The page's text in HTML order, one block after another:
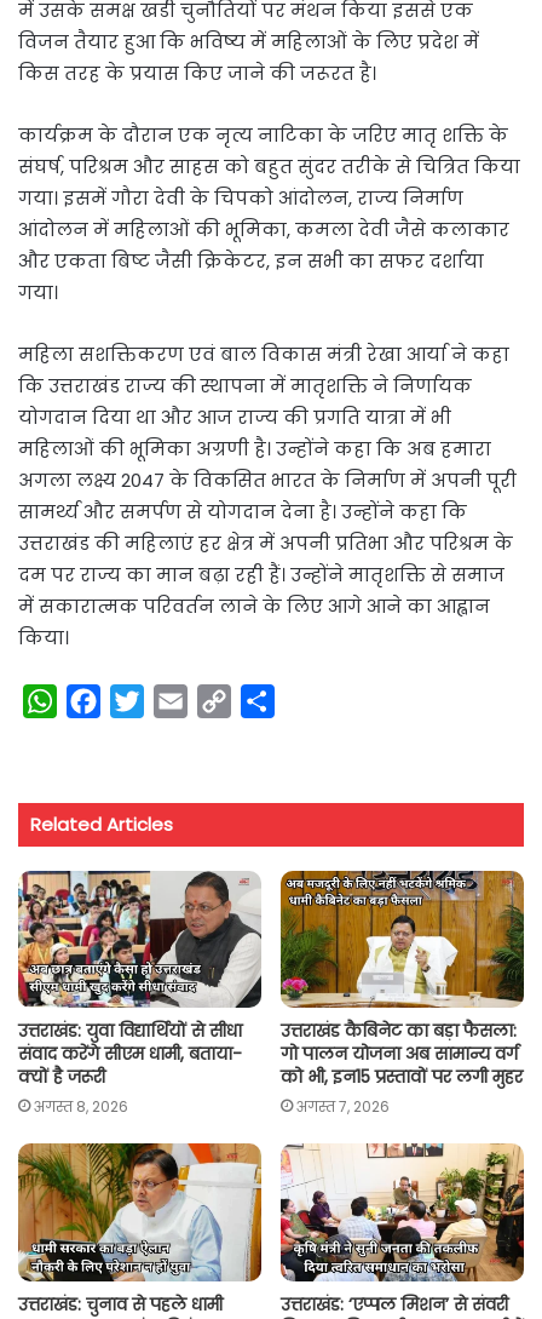
में उसके समक्ष खडी चुनौतियों पर मंथन किया इससे एक
विजन तैयार हुआ कि भविष्य में महिलाओं के लिए प्रदेश में
किस तरह के प्रयास किए जाने की जरूरत है।
कार्यक्रम के दौरान एक नृत्य नाटिका के जरिए मातृ शक्ति के
संघर्ष, परिश्रम और साहस को बहुत सुंदर तरीके से चित्रित किया
गया। इसमें गौरा देवी के चिपको आंदोलन, राज्य निर्माण
आंदोलन में महिलाओं की भूमिका, कमला देवी जैसे कलाकार
और एकता बिष्ट जैसी क्रिकेटर, इन सभी का सफर दर्शाया
गया।
महिला सशक्तिकरण एवं बाल विकास मंत्री रेखा आर्या ने कहा
कि उत्तराखंड राज्य की स्थापना में मातृशक्ति ने निर्णायक
योगदान दिया था और आज राज्य की प्रगति यात्रा में भी
महिलाओं की भूमिका अग्रणी है। उन्होंने कहा कि अब हमारा
अगला लक्ष्य 2047 के विकसित भारत के निर्माण में अपनी पूरी
सामर्थ्य और समर्पण से योगदान देना है। उन्होंने कहा कि
उत्तराखंड की महिलाएं हर क्षेत्र में अपनी प्रतिभा और परिश्रम के
दम पर राज्य का मान बढ़ा रही हैं। उन्होंने मातृशक्ति से समाज
में सकारात्मक परिवर्तन लाने के लिए आगे आने का आह्वान
किया।
W
t
s
A
p
p
e
b
o
o
k
t
t
e
r
i
y
i
n
k
r
Related Articles
उत्तराखंड: युवा विद्यार्थियों से सीधा
संवाद करेंगे सीएम धामी, बताया-
क्यों है जरूरी
अगस्त 8, 2026
उत्तराखंड कैबिनेट का बड़ा फैसला:
गो पालन योजना अब सामान्य वर्ग
को भी, इन15 प्रस्तावों पर लगी मुहर
अगस्त 7, 2026
उत्तराखंड: चुनाव से पहले धामी
उत्तराखंड: ‘एप्पल मिशन’ से संवरी